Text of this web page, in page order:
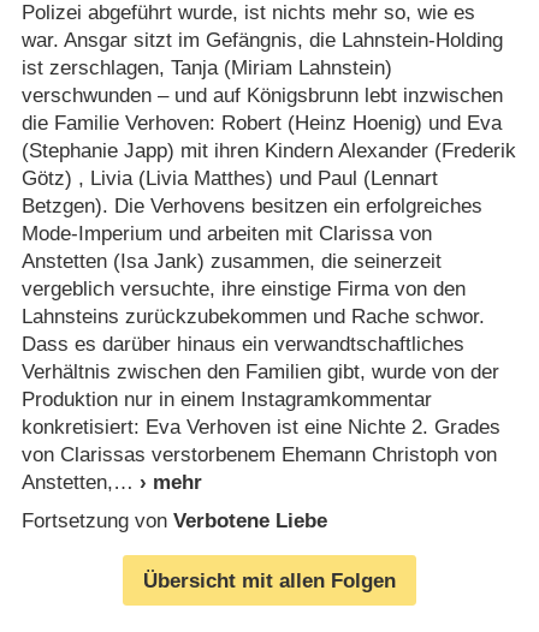
Polizei abgeführt wurde, ist nichts mehr so, wie es
war. Ansgar sitzt im Gefängnis, die Lahnstein-Holding
ist zerschlagen, Tanja (Miriam Lahnstein)
verschwunden – und auf Königsbrunn lebt inzwischen
die Familie Verhoven: Robert (Heinz Hoenig) und Eva
(Stephanie Japp) mit ihren Kindern Alexander (Frederik
Götz) , Livia (Livia Matthes) und Paul (Lennart
Betzgen). Die Verhovens besitzen ein erfolgreiches
Mode-Imperium und arbeiten mit Clarissa von
Anstetten (Isa Jank) zusammen, die seinerzeit
vergeblich versuchte, ihre einstige Firma von den
Lahnsteins zurückzubekommen und Rache schwor.
Dass es darüber hinaus ein verwandtschaftliches
Verhältnis zwischen den Familien gibt, wurde von der
Produktion nur in einem Instagramkommentar
konkretisiert: Eva Verhoven ist eine Nichte 2. Grades
von Clarissas verstorbenem Ehemann Christoph von
Anstetten,
Fortsetzung von Verbotene Liebe
Übersicht mit allen Folgen